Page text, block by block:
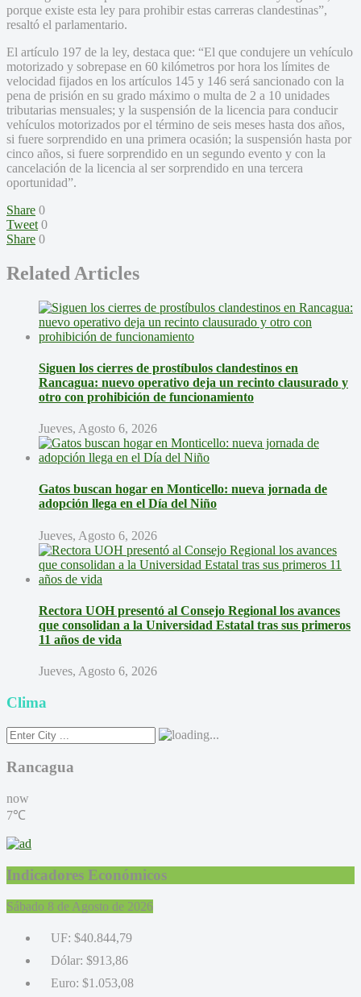
porque existe esta ley para prohibir estas carreras clandestinas”,
resaltó el parlamentario.
El artículo 197 de la ley, destaca que: “El que condujere un vehículo
motorizado y sobrepase en 60 kilómetros por hora los límites de
velocidad fijados en los artículos 145 y 146 será sancionado con la
pena de prisión en su grado máximo o multa de 2 a 10 unidades
tributarias mensuales; y la suspensión de la licencia para conducir
vehículos motorizados por el término de seis meses hasta dos años,
si fuere sorprendido en una primera ocasión; la suspensión hasta por
cinco años, si fuere sorprendido en un segundo evento y con la
cancelación de la licencia al ser sorprendido en una tercera
oportunidad”.
Share 0
Tweet 0
Share 0
Related Articles
Siguen los cierres de prostíbulos clandestinos en
Rancagua: nuevo operativo deja un recinto clausurado y
otro con prohibición de funcionamiento
Jueves, Agosto 6, 2026
Gatos buscan hogar en Monticello: nueva jornada de
adopción llega en el Día del Niño
Jueves, Agosto 6, 2026
Rectora UOH presentó al Consejo Regional los avances
que consolidan a la Universidad Estatal tras sus primeros
11 años de vida
Jueves, Agosto 6, 2026
Clima
Rancagua
now
7℃
Indicadores Económicos
Sábado 8 de Agosto de 2026
UF: $40.844,79
Dólar: $913,86
Euro: $1.053,08